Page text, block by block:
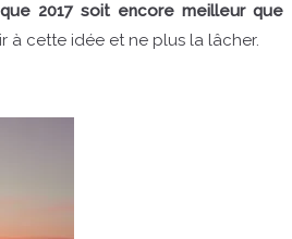
2017 soit encore meilleur que
à cette idée et ne plus la lâcher.